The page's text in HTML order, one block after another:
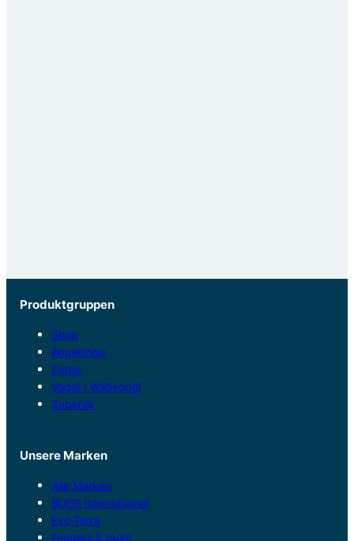
Produktgruppen
Shop
Angelshop
Futter
Vogel / Wildvogel
Zubehör
Unsere Marken
Alle Marken
BUGS International
Exo Terra
Feeders & more